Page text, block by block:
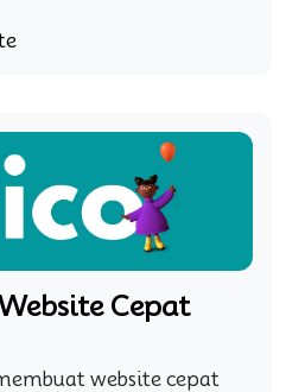
Cepat
website cepat